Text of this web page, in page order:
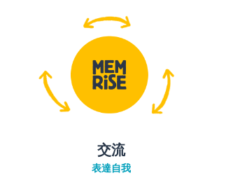
交流
表達自我